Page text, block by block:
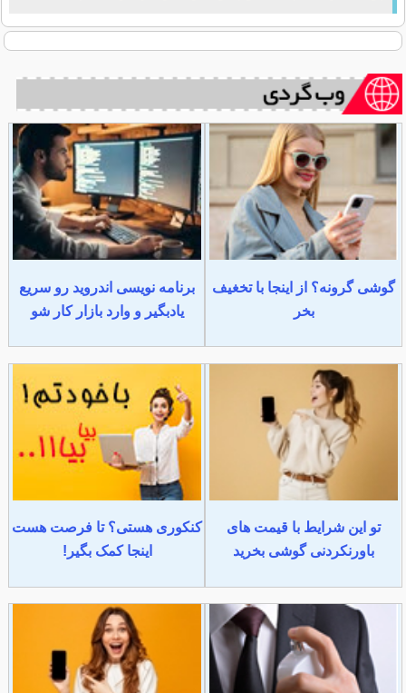
گوشی گرونه؟ از اینجا با تخغیف
بخر
برنامه نویسی اندروید رو سریع
یادبگیر و وارد بازار کار شو
تو این شرایط با قیمت های
باورنکردنی گوشی بخرید
کنکوری هستی؟ تا فرصت هست
اینجا کمک بگیر!